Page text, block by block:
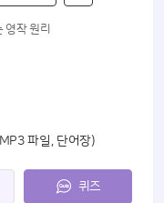
영작 원리
파일, 단어장)
퀴즈